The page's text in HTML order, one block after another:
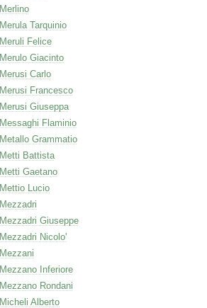
Merlino
Merula Tarquinio
Meruli Felice
Merulo Giacinto
Merusi Carlo
Merusi Francesco
Merusi Giuseppa
Messaghi Flaminio
Metallo Grammatio
Metti Battista
Metti Gaetano
Mettio Lucio
Mezzadri
Mezzadri Giuseppe
Mezzadri Nicolo'
Mezzani
Mezzano Inferiore
Mezzano Rondani
Micheli Alberto